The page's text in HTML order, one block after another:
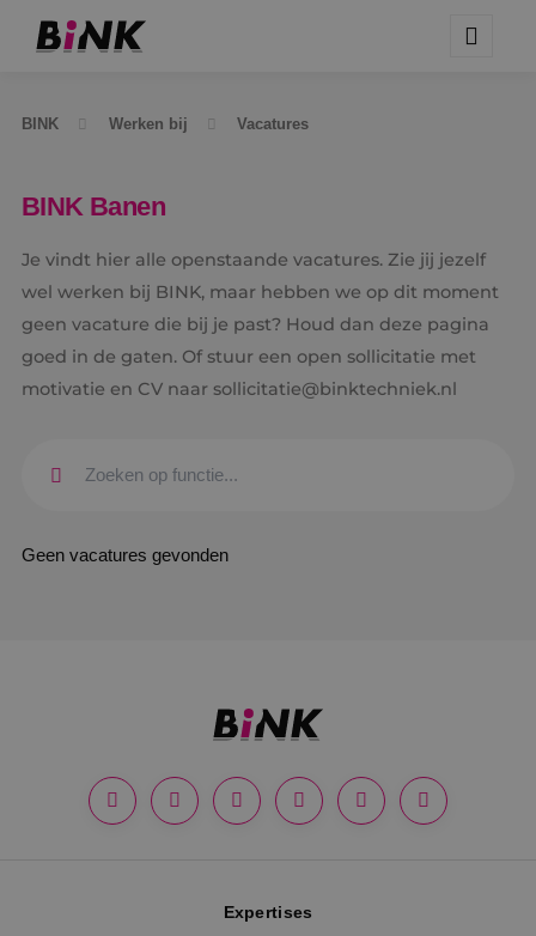
BINK Werken bij Vacatures
BINK Banen
Je vindt hier alle openstaande vacatures. Zie jij jezelf
wel werken bij BINK, maar hebben we op dit moment
geen vacature die bij je past? Houd dan deze pagina
goed in de gaten. Of stuur een open sollicitatie met
motivatie en CV naar sollicitatie@binktechniek.nl
Geen vacatures gevonden
Expertises